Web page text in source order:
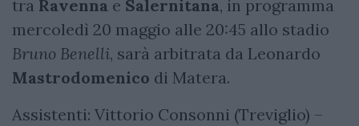
tra Ravenna e Salernitana, in programma
mercoledì 20 maggio alle 20:45 allo stadio
Bruno Benelli, sarà arbitrata da Leonardo
Mastrodomenico di Matera.
Assistenti: Vittorio Consonni (Treviglio) –